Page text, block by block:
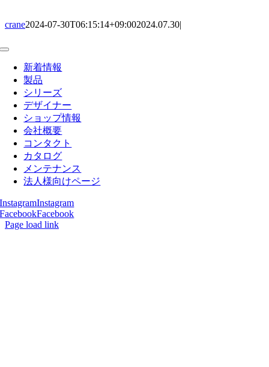
crane2024-07-30T06:15:14+09:002024.07.30|
Toggle
Navigation新着情報
製品
シリーズ
デザイナー
ショップ情報
会社概要
コンタクト
カタログ
メンテナンス
法人様向けページ
InstagramInstagram
FacebookFacebook
Page load link